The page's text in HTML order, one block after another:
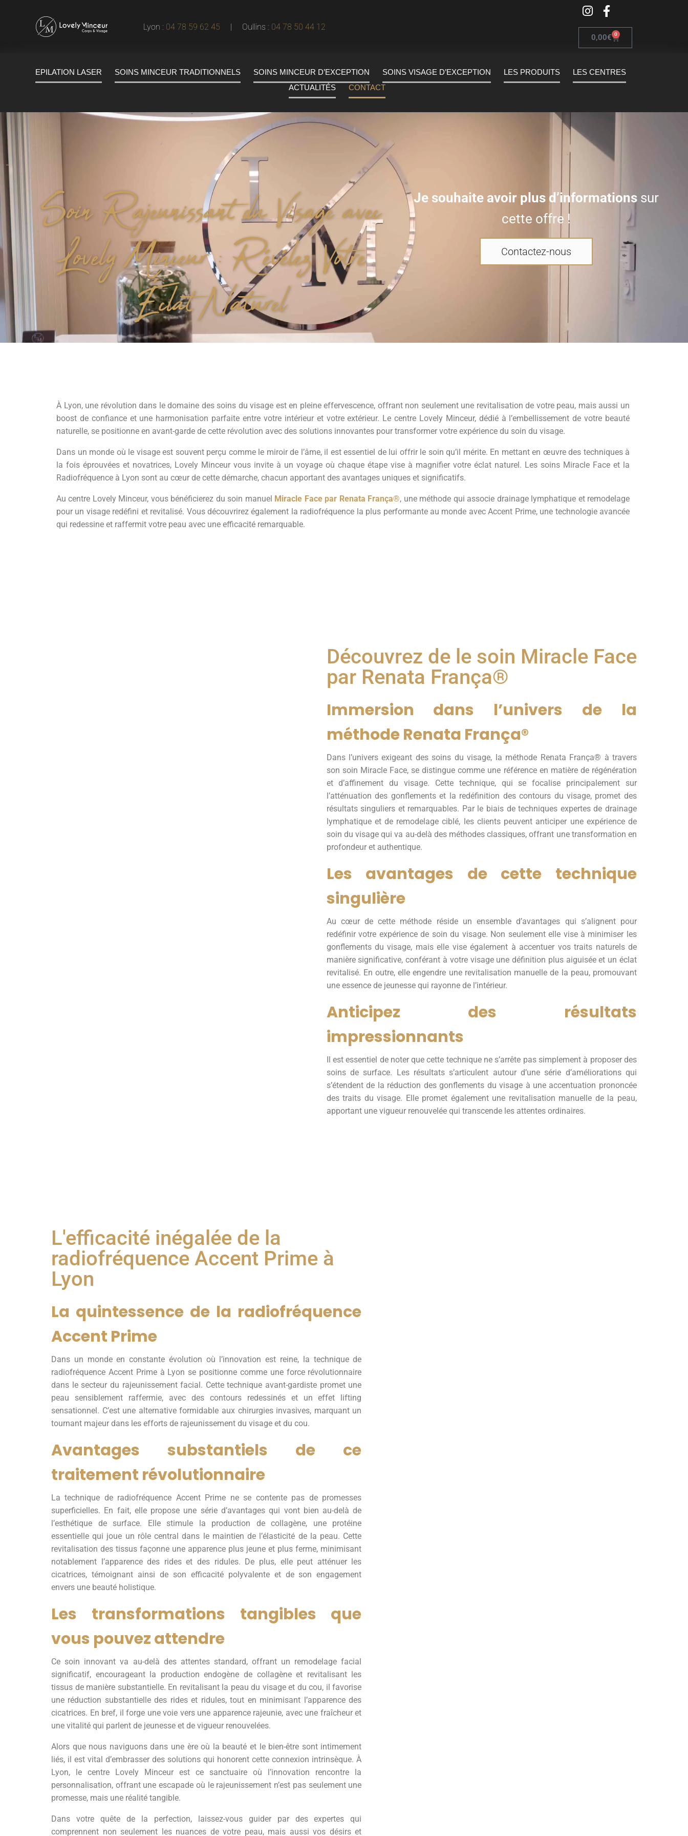
Lyon : 04 78 59 62 45 | Oullins : 04 78 50 44 12
0,00€ 0
EPILATION LASER SOINS MINCEUR TRADITIONNELS SOINS MINCEUR D’EXCEPTION SOINS VISAGE D’EXCEPTION LES PRODUITS
LES CENTRES
ACTUALITÉS
CONTACT
Soin Rajeunissant du Visage avec
Lovely Minceur : Révélez Votre
Éclat Naturel
Je souhaite avoir plus d’informationssur
cette offre !
Contactez-nous
À Lyon, une révolution dans le domaine des soins du visage est en pleine effervescence, offrant non seulement une revitalisation de votre peau, mais aussi un
boost de confiance et une harmonisation parfaite entre votre intérieur et votre extérieur. Le centre Lovely Minceur, dédié à l’embellissement de votre beauté
naturelle, se positionne en avant-garde de cette révolution avec des solutions innovantes pour transformer votre expérience du soin du visage.
Dans un monde où le visage est souvent perçu comme le miroir de l’âme, il est essentiel de lui offrir le soin qu’il mérite. En mettant en œuvre des techniques à
la fois éprouvées et novatrices, Lovely Minceur vous invite à un voyage où chaque étape vise à magnifier votre éclat naturel. Les soins Miracle Face et la
Radiofréquence à Lyon sont au cœur de cette démarche, chacun apportant des avantages uniques et significatifs.
Au centre Lovely Minceur, vous bénéficierez du soin manuel Miracle Face par Renata França®, une méthode qui associe drainage lymphatique et remodelage
pour un visage redéfini et revitalisé. Vous découvrirez également la radiofréquence la plus performante au monde avec Accent Prime, une technologie avancée
qui redessine et raffermit votre peau avec une efficacité remarquable.
Découvrez de le soin Miracle Face
par Renata França®
Immersion dans l’univers de la
méthode Renata França®
Dans l’univers exigeant des soins du visage, la méthode Renata França® à travers
son soin Miracle Face, se distingue comme une référence en matière de régénération
et d’affinement du visage. Cette technique, qui se focalise principalement sur
l’atténuation des gonflements et la redéfinition des contours du visage, promet des
résultats singuliers et remarquables. Par le biais de techniques expertes de drainage
lymphatique et de remodelage ciblé, les clients peuvent anticiper une expérience de
soin du visage qui va au-delà des méthodes classiques, offrant une transformation en
profondeur et authentique.
Les avantages de cette technique
singulière
Au cœur de cette méthode réside un ensemble d’avantages qui s’alignent pour
redéfinir votre expérience de soin du visage. Non seulement elle vise à minimiser les
gonflements du visage, mais elle vise également à accentuer vos traits naturels de
manière significative, conférant à votre visage une définition plus aiguisée et un éclat
revitalisé. En outre, elle engendre une revitalisation manuelle de la peau, promouvant
une essence de jeunesse qui rayonne de l’intérieur.
Anticipez des résultats
impressionnants
Il est essentiel de noter que cette technique ne s’arrête pas simplement à proposer des
soins de surface. Les résultats s’articulent autour d’une série d’améliorations qui
s’étendent de la réduction des gonflements du visage à une accentuation prononcée
des traits du visage. Elle promet également une revitalisation manuelle de la peau,
apportant une vigueur renouvelée qui transcende les attentes ordinaires.
L'efficacité inégalée de la
radiofréquence Accent Prime à
Lyon
La quintessence de la radiofréquence
Accent Prime
Dans un monde en constante évolution où l’innovation est reine, la technique de
radiofréquence Accent Prime à Lyon se positionne comme une force révolutionnaire
dans le secteur du rajeunissement facial. Cette technique avant-gardiste promet une
peau sensiblement raffermie, avec des contours redessinés et un effet lifting
sensationnel. C’est une alternative formidable aux chirurgies invasives, marquant un
tournant majeur dans les efforts de rajeunissement du visage et du cou.
Avantages substantiels de ce
traitement révolutionnaire
La technique de radiofréquence Accent Prime ne se contente pas de promesses
superficielles. En fait, elle propose une série d’avantages qui vont bien au-delà de
l’esthétique de surface. Elle stimule la production de collagène, une protéine
essentielle qui joue un rôle central dans le maintien de l’élasticité de la peau. Cette
revitalisation des tissus façonne une apparence plus jeune et plus ferme, minimisant
notablement l’apparence des rides et des ridules. De plus, elle peut atténuer les
cicatrices, témoignant ainsi de son efficacité polyvalente et de son engagement
envers une beauté holistique.
Les transformations tangibles que
vous pouvez attendre
Ce soin innovant va au-delà des attentes standard, offrant un remodelage facial
significatif, encourageant la production endogène de collagène et revitalisant les
tissus de manière substantielle. En revitalisant la peau du visage et du cou, il favorise
une réduction substantielle des rides et ridules, tout en minimisant l’apparence des
cicatrices. En bref, il forge une voie vers une apparence rajeunie, avec une fraîcheur et
une vitalité qui parlent de jeunesse et de vigueur renouvelées.
Alors que nous naviguons dans une ère où la beauté et le bien-être sont intimement
liés, il est vital d’embrasser des solutions qui honorent cette connexion intrinsèque. À
Lyon, le centre Lovely Minceur est ce sanctuaire où l’innovation rencontre la
personnalisation, offrant une escapade où le rajeunissement n’est pas seulement une
promesse, mais une réalité tangible.
Dans votre quête de la perfection, laissez-vous guider par des expertes qui
comprennent non seulement les nuances de votre peau, mais aussi vos désirs et